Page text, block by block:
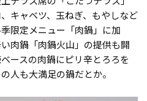
キャベツ、玉ねぎ、もやしなど
限定メニュー「肉鍋」に加
肉鍋「肉鍋火山」の提供も開
ースの肉鍋にピリ辛とろろを
人も大満足の鍋だとか。